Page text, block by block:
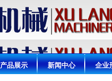
产品展示 新闻中心 企业